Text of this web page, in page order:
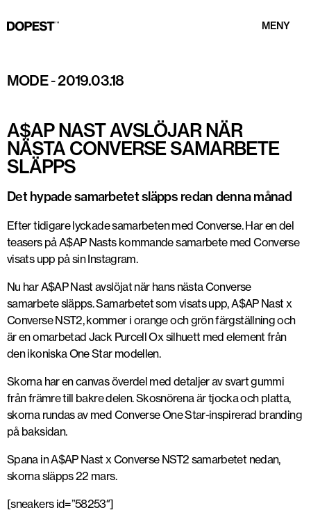
MENY
MODE-2019.03.18
A$AP NAST AVSLÖJAR NÄR
NÄSTA CONVERSE SAMARBETE
SLÄPPS
Det hypade samarbetet släpps redan denna månad
Efter tidigare lyckade samarbeten med Converse. Har en del
teasers på A$AP Nasts kommande samarbete med Converse
visats upp på sin Instagram.
Nu har A$AP Nast avslöjat när hans nästa Converse
samarbete släpps. Samarbetet som visats upp, A$AP Nast x
Converse NST2, kommer i orange och grön färgställning och
är en omarbetad Jack Purcell Ox silhuett med element från
den ikoniska One Star modellen.
Skorna har en canvas överdel med detaljer av svart gummi
från främre till bakre delen. Skosnörena är tjocka och platta,
skorna rundas av med Converse One Star-inspirerad branding
på baksidan.
Spana in A$AP Nast x Converse NST2 samarbetet nedan,
skorna släpps 22 mars.
[sneakers id=”58253″]